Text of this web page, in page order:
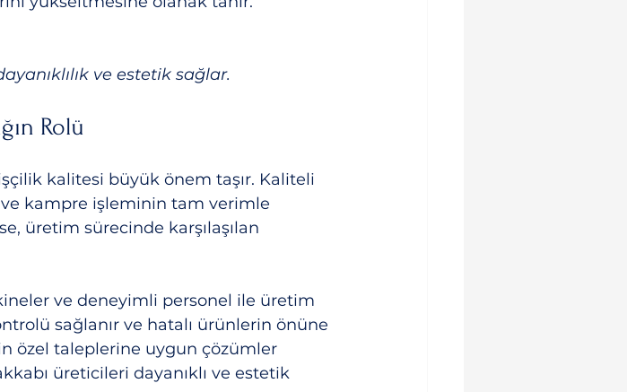
ve estetik sağlar.
Rolü
kalitesi büyük önem taşır. Kaliteli
kampre işleminin tam verimle
üretim sürecinde karşılaşılan
ve deneyimli personel ile üretim
sağlanır ve hatalı ürünlerin önüne
özel taleplerine uygun çözümler
üreticileri dayanıklı ve estetik